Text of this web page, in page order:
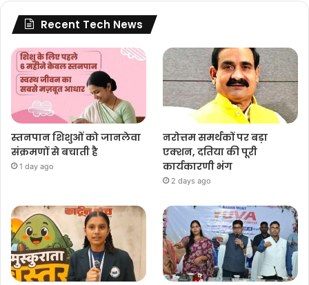
Recent Tech News
स्तनपान शिशुओं को जानलेवा
संक्रमणों से बचाती है
1 day ago
नरोत्तम समर्थकों पर बड़ा
एक्शन, दतिया की पूरी
कार्यकारणी भंग
2 days ago